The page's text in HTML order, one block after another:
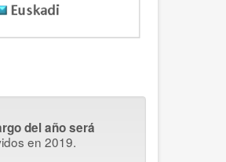
del año será
en 2019.